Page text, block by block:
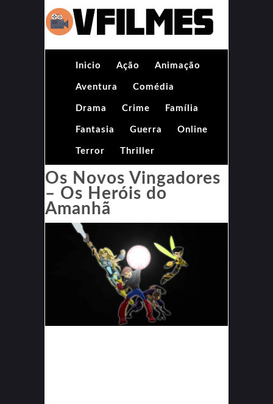
Inicio Ação Animação
Aventura Comédia
Drama Crime Família
Fantasia Guerra Online
Terror Thriller
Os Novos Vingadores
– Os Heróis do
Amanhã